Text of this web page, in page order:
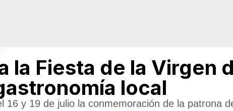
la Fiesta de la Virgen
local
16 y 19 de julio la conmemoración de la patrona